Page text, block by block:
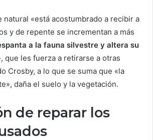
natural «está acostumbrado a recibir a
y de repente se incrementan a más
a la fauna silvestre y altera su
, que les fuerza a retirarse a otras
Crosby, a lo que se suma que «la
daña el suelo y la vegetación.
de reparar los